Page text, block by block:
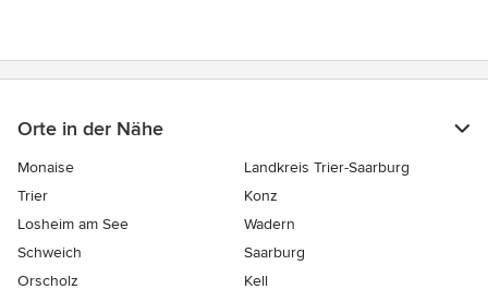
Orte in der Nähe
Monaise
Landkreis Trier-Saarburg
Trier
Konz
Losheim am See
Wadern
Schweich
Saarburg
Orscholz
Kell